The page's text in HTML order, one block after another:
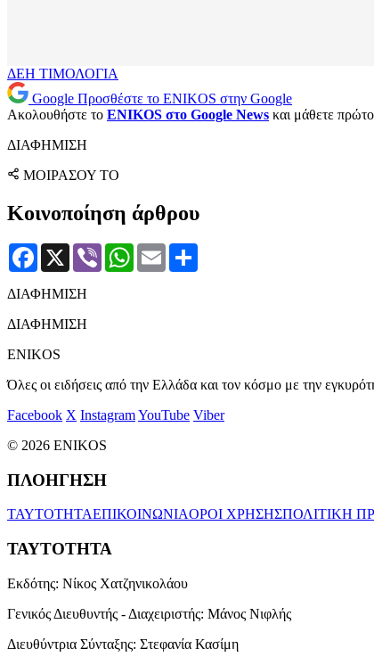
ΔΕΗ ΤΙΜΟΛΟΓΙΑ
Google Προσθέστε το ENIKOS στην Google
Ακολουθήστε το ENIKOS στο Google News και μάθετε
ΔΙΑΦΗΜΙΣΗ
ΜΟΙΡΑΣΟΥ ΤΟ
Κοινοποίηση άρθρου
Facebook
X Viber WhatsApp
Email
ΔΙΑΦΗΜΙΣΗ
ΔΙΑΦΗΜΙΣΗ
ENIKOS
Όλες οι ειδήσεις από την Ελλάδα και τον κόσμο με την
Facebook X InstagramYouTube Viber
© 2026 ENIKOS
ΠΛΟΗΓΗΣΗ
ΤΑΥΤΟΤΗΤΑΕΠΙΚΟΙΝΩΝΙΑΟΡΟΙ ΧΡΗΣΗΣΠΟΛΙΤΙΚΗ
ΤΑΥΤΟΤΗΤΑ
Εκδότης: Νίκος Χατζηνικολάου
Γενικός Διευθυντής - Διαχειριστής: Μάνος Νιφλής
Διευθύντρια Σύνταξης: Στεφανία Κασίμη